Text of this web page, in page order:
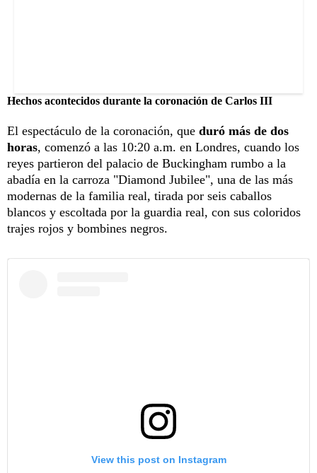
Hechos acontecidos durante la coronación de Carlos III
El espectáculo de la coronación, que duró más de dos
horas, comenzó a las 10:20 a.m. en Londres, cuando los
reyes partieron del palacio de Buckingham rumbo a la
abadía en la carroza "Diamond Jubilee", una de las más
modernas de la familia real, tirada por seis caballos
blancos y escoltada por la guardia real, con sus coloridos
trajes rojos y bombines negros.
View this post on Instagram